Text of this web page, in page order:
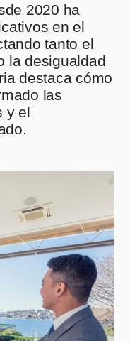
2020 ha
en el
tanto el
la desigualdad
destaca cómo
las
y el